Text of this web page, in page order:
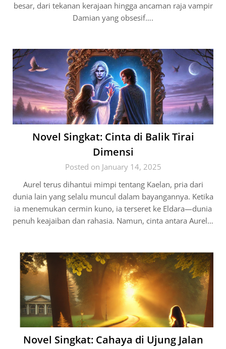
besar, dari tekanan kerajaan hingga ancaman raja vampir
Damian yang obsesif….
Novel Singkat: Cinta di Balik Tirai
Dimensi
Posted on January 14, 2025
Aurel terus dihantui mimpi tentang Kaelan, pria dari
dunia lain yang selalu muncul dalam bayangannya. Ketika
ia menemukan cermin kuno, ia terseret ke Eldara—dunia
penuh keajaiban dan rahasia. Namun, cinta antara Aurel…
Novel Singkat: Cahaya di Ujung Jalan